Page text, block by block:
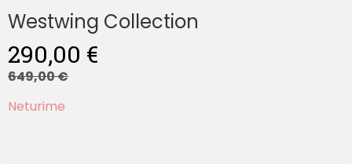
Westwing Collection
290,00 €
649,00€
Neturime